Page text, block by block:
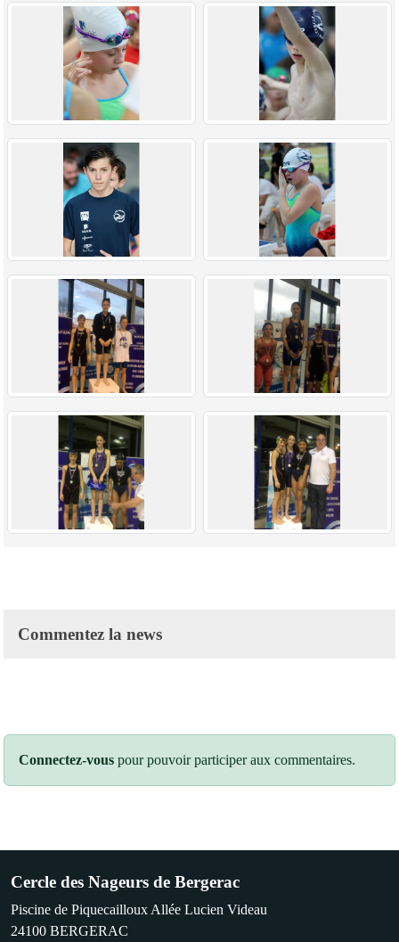
Commentez la news
Connectez-vous pour pouvoir participer aux commentaires.
Cercle des Nageurs de Bergerac
Piscine de Piquecailloux Allée Lucien Videau
24100 BERGERAC